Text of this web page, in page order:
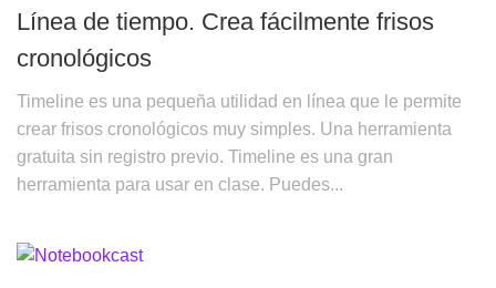
Línea de tiempo. Crea fácilmente frisos
cronológicos
Timeline es una pequeña utilidad en línea que le permite
crear frisos cronológicos muy simples. Una herramienta
gratuita sin registro previo. Timeline es una gran
herramienta para usar en clase. Puedes...